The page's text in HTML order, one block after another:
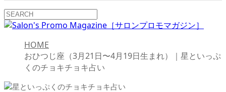
HOME
おひつじ座（3月21日〜4月19日生まれ）｜星といっぷ
くのチョキチョキ占い